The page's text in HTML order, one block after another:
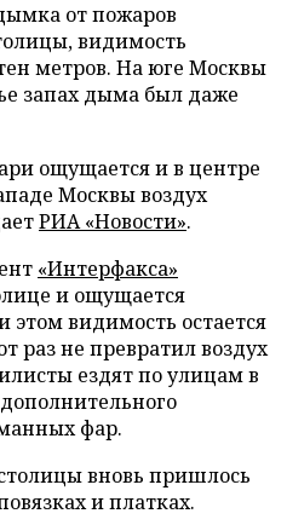
от пожаров
видимость
метров. На юге Москвы
запах дыма был даже
ощущается и в центре
Москвы воздух
РИА «Новости».
«Интерфакса»
и ощущается
этом видимость остается
раз не превратил воздух
ездят по улицам в
фар.
вновь пришлось
и платках.